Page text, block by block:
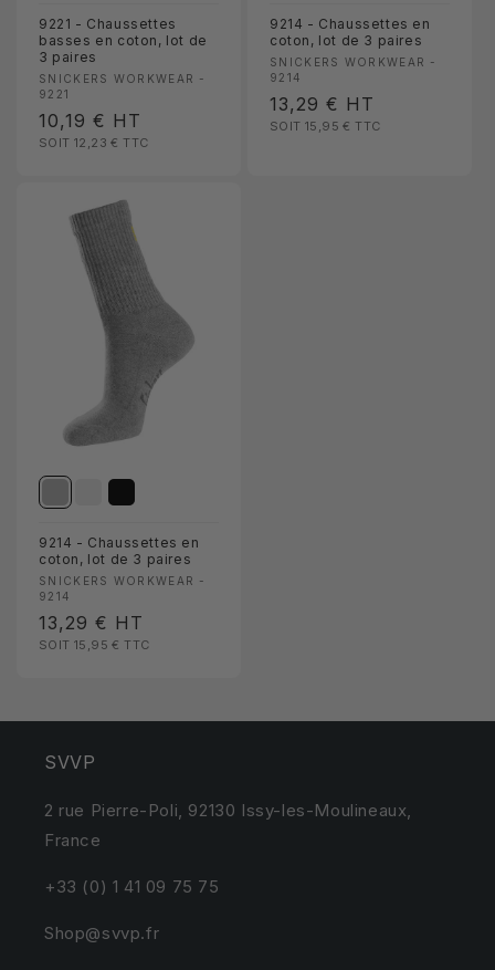
9221 - Chaussettes
basses en coton, lot de
3 paires
Fournisseur :
SNICKERS WORKWEAR -
9221
Prix
habituel
10,19 € HT
SOIT 12,23 €TTC
9214 - Chaussettes en
coton, lot de 3 paires
Fournisseur :
SNICKERS WORKWEAR -
9214
Prix
habituel
13,29 € HT
SOIT 15,95 €TTC
9214 - Chaussettes en
coton, lot de 3 paires
Fournisseur :
SNICKERS WORKWEAR -
9214
Prix
habituel
13,29 € HT
SOIT 15,95 €TTC
SVVP
2 rue Pierre-Poli, 92130 Issy-les-Moulineaux,
France
+33 (0) 1 41 09 75 75
Shop@svvp.fr